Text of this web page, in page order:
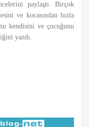
paylaştı. Birçok
ve kocasından hızla
kendisini ve çocuğunu
yazdı.